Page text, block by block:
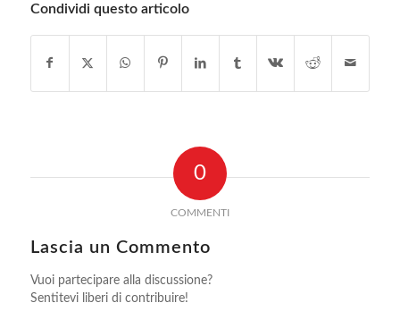
Condividi questo articolo
0
COMMENTI
Lascia un Commento
Vuoi partecipare alla discussione?
Sentitevi liberi di contribuire!